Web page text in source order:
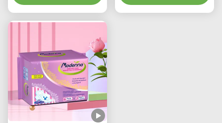
Maandverbanden
Hoge Absorptie